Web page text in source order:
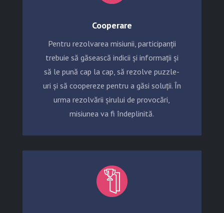
Cooperare
Pentru rezolvarea misiunii, participanții
trebuie să găsească indicii și informații și
să le pună cap la cap, să rezolve puzzle-
uri și să coopereze pentru a găsi soluții. În
urma rezolvării șirului de provocări,
misiunea va fi îndeplinită.